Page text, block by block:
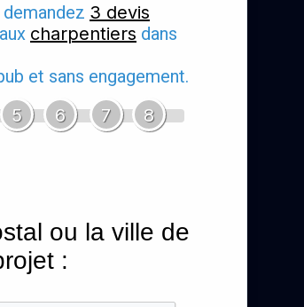
3 devis
aux charpentiers dans
et sans engagement.
5 6 7 8
ou la ville de
: